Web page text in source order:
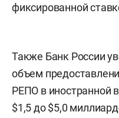
фиксированной
Также Банк России
объем
РЕПО в иностранной
$1,5 до $5,0